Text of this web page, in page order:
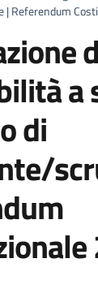
Referendum
a
di